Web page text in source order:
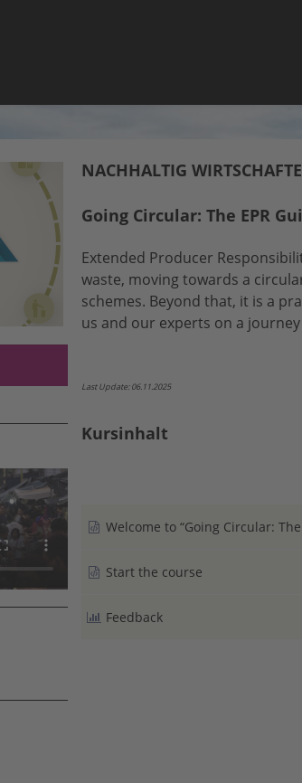
NACHHALTIG
Going Circular: The EPR
Extended Producer
waste, moving towards a
schemes. Beyond that, it is a
us and our experts on a
Last Update: 06.11.2025
Kursinhalt
Welcome to “Going Circular: The
Start the course
Feedback